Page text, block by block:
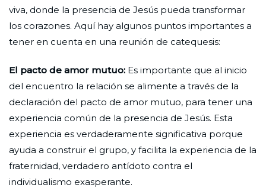
viva, donde la presencia de Jesús pueda transformar
los corazones. Aquí hay algunos puntos importantes a
tener en cuenta en una reunión de catequesis:
El pacto de amor mutuo: Es importante que al inicio
del encuentro la relación se alimente a través de la
declaración del pacto de amor mutuo, para tener una
experiencia común de la presencia de Jesús. Esta
experiencia es verdaderamente significativa porque
ayuda a construir el grupo, y facilita la experiencia de la
fraternidad, verdadero antídoto contra el
individualismo exasperante.